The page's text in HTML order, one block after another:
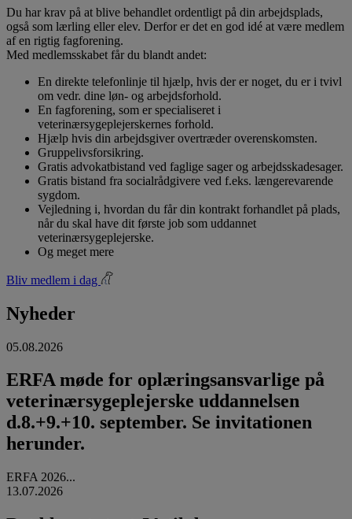
Du har krav på at blive behandlet ordentligt på din arbejdsplads,
også som lærling eller elev. Derfor er det en god idé at være medlem
af en rigtig fagforening.
Med medlemsskabet får du blandt andet:
En direkte telefonlinje til hjælp, hvis der er noget, du er i tvivl
om vedr. dine løn- og arbejdsforhold.
En fagforening, som er specialiseret i
veterinærsygeplejerskernes forhold.
Hjælp hvis din arbejdsgiver overtræder overenskomsten.
Gruppelivsforsikring.
Gratis advokatbistand ved faglige sager og arbejdsskadesager.
Gratis bistand fra socialrådgivere ved f.eks. længerevarende
sygdom.
Vejledning i, hvordan du får din kontrakt forhandlet på plads,
når du skal have dit første job som uddannet
veterinærsygeplejerske.
Og meget mere
Bliv medlem i dag
Nyheder
05.08.2026
ERFA møde for oplæringsansvarlige på
veterinærsygeplejerske uddannelsen
d.8.+9.+10. september. Se invitationen
herunder.
ERFA 2026...
13.07.2026